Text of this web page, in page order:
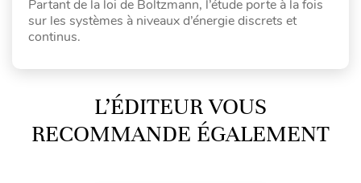
Partant de la loi de Boltzmann, l’étude porte à la fois
sur les systèmes à niveaux d’énergie discrets et
continus.
L’ÉDITEUR VOUS
RECOMMANDE ÉGALEMENT